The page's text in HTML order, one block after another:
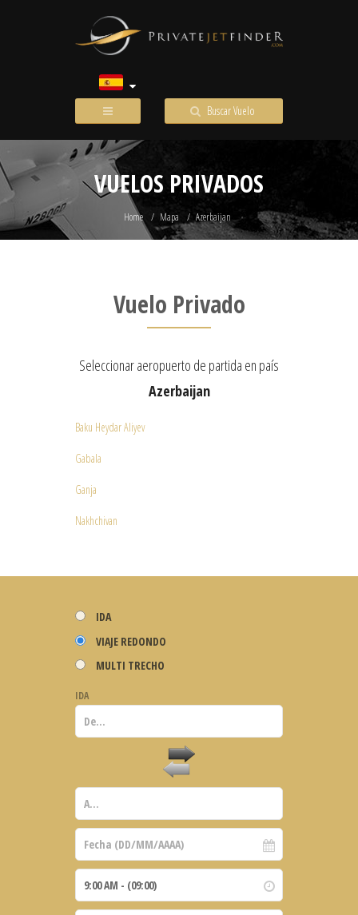
Buscar Vuelo
VUELOS PRIVADOS
Home Mapa Azerbaijan
Vuelo Privado
Seleccionar aeropuerto de partida en país
Azerbaijan
Baku Heydar Aliyev
Gabala
Ganja
Nakhchivan
IDA
VIAJE REDONDO
MULTI TRECHO
IDA